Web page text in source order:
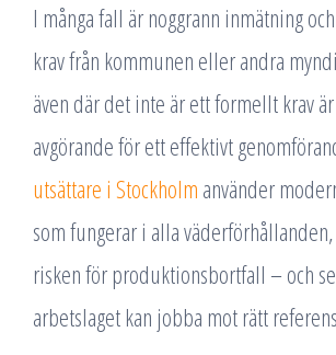
I många fall är noggrann inmätning
krav från kommunen eller andra
även där det inte är ett formellt krav
avgörande för ett effektivt
utsättare i Stockholm använder
som fungerar i alla
risken för produktionsbortfall – och
arbetslaget kan jobba mot rätt